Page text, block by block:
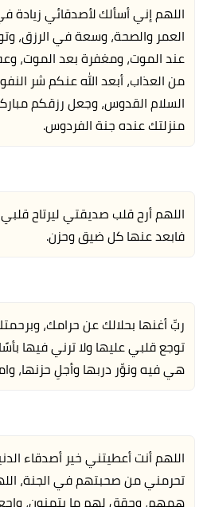
اللهم إني أسألك لأصدقائي زيادة
العمر والصحة، وسعة في الرزق،
عند الموت، ومغفرة بعد الموت،
من العذاب، أبعد الله عنكم شر
السلام القدوس، وجعل رزقكم
منزلتك عنده جنة الفردوس.
اللهم أرح قلب صديقتي ليرتاح
فابعد عنها كل ضيق وحزن.
ربِّ أغنها بحلالك عن حرامك،
توجع قلبي عليها ولا ترني فيها
هي فيه ونوِّر دربها وأجلِ حزنها،
اللهم أنت أعطيتني خير أصدقاء
تحرمني من صحبتهم في الجنة،
همهم، وحقق لهم ما يتمنون،